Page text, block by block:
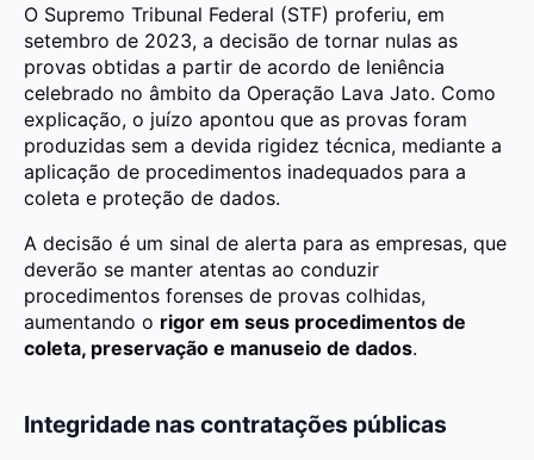
O Supremo Tribunal Federal (STF) proferiu, em
setembro de 2023, a decisão de tornar nulas as
provas obtidas a partir de acordo de leniência
celebrado no âmbito da Operação Lava Jato. Como
explicação, o juízo apontou que as provas foram
produzidas sem a devida rigidez técnica, mediante a
aplicação de procedimentos inadequados para a
coleta e proteção de dados.
A decisão é um sinal de alerta para as empresas, que
deverão se manter atentas ao conduzir
procedimentos forenses de provas colhidas,
aumentando o rigor em seus procedimentos de
coleta, preservação e manuseio de dados.
Integridade nas contratações públicas